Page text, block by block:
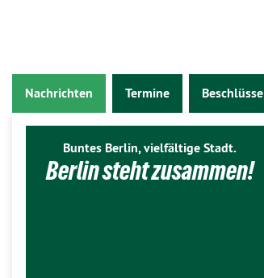
Nachrichten Termine Beschlüsse
Buntes Berlin, vielfältige Stadt.
Berlin steht zusammen!